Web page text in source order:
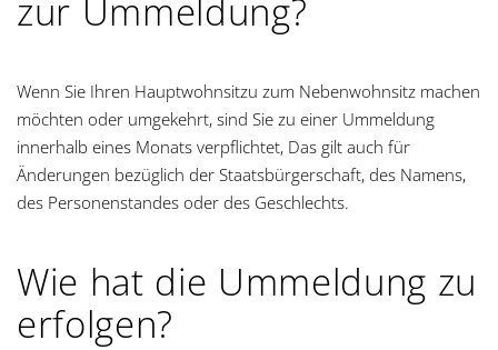
i
zur Ummeldung?
Wenn Sie Ihren Hauptwohnsitzu zum Nebenwohnsitz machen
möchten oder umgekehrt, sind Sie zu einer Ummeldung
innerhalb eines Monats verpflichtet, Das gilt auch für
Änderungen bezüglich der Staatsbürgerschaft, des Namens,
des Personenstandes oder des Geschlechts.
Wie hat die Ummeldung zu
erfolgen?